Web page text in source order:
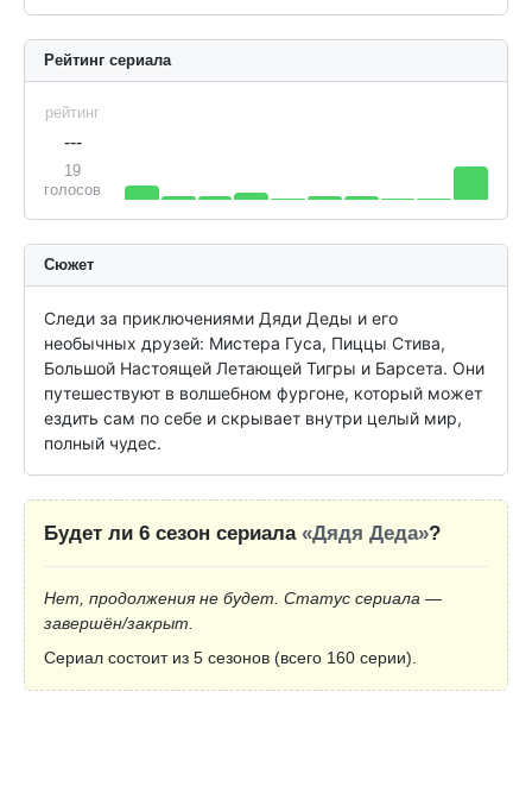
Рейтинг сериала
рейтинг
---
19
голосов
Сюжет
Следи за приключениями Дяди Деды и его
необычных друзей: Мистера Гуса, Пиццы Стива,
Большой Настоящей Летающей Тигры и Барсета. Они
путешествуют в волшебном фургоне, который может
ездить сам по себе и скрывает внутри целый мир,
полный чудес.
Будет ли 6 сезон сериала «Дядя Деда»?
Нет, продолжения не будет. Статус сериала —
завершён/закрыт.
Сериал состоит из 5 сезонов (всего 160 серии).